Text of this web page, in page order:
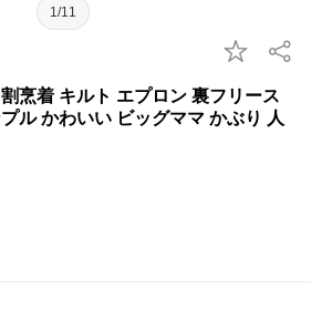
1/11
烹着 キルト エプロン 裏フリース
ル かわいい ビッグママ かぶり 人